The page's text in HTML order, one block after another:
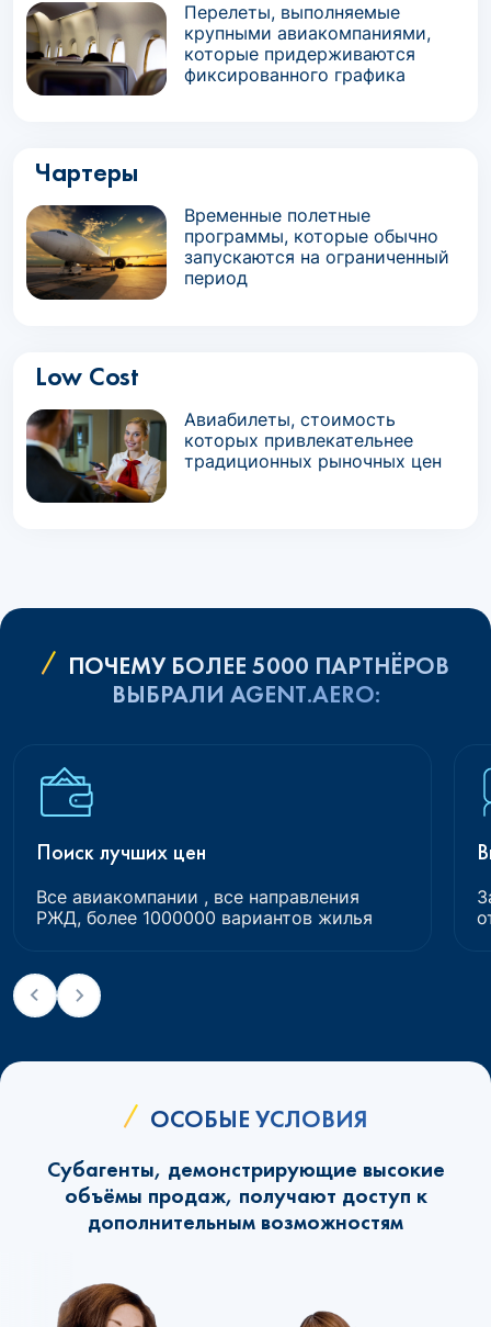
Перелеты, выполняемые
крупными авиакомпаниями,
которые придерживаются
фиксированного графика
Чартеры
Временные полетные
программы, которые обычно
запускаются на ограниченный
период
Low Cost
Авиабилеты, стоимость
которых привлекательнее
традиционных рыночных цен
ПОЧЕМУ БОЛЕЕ 5000 ПАРТНЁРОВ
ВЫБРАЛИ AGENT.AERO:
Поиск лучших цен
Все авиакомпании , все направления
РЖД, более 1000000 вариантов жилья
ОСОБЫЕ УСЛОВИЯ
Субагенты, демонстрирующие высокие
объёмы продаж, получают доступ к
дополнительным возможностям